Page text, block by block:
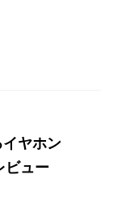
ヤホン
ビュー